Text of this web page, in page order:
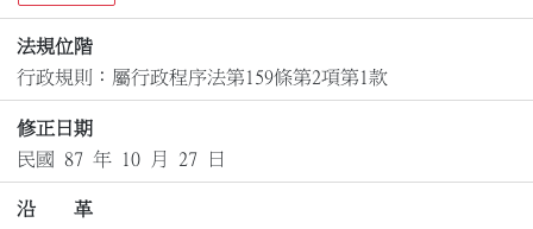
法規位階
行政規則：屬行政程序法第159條第2項第1款
修正日期
民國 87 年 10 月 27 日
沿 革